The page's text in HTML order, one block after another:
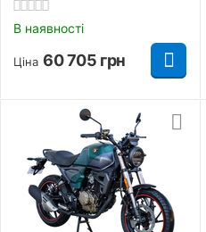
В наявності
Ціна 60 705 грн